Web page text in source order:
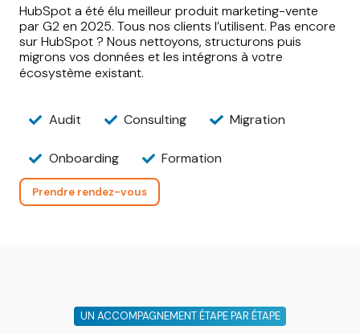
HubSpot a été élu meilleur produit marketing-vente
par G2 en 2025. Tous nos clients l’utilisent. Pas encore
sur HubSpot ? Nous nettoyons, structurons puis
migrons vos données et les intégrons à votre
écosystème existant.
Audit Consulting Migration
Onboarding Formation
Prendre rendez-vous
UN ACCOMPAGNEMENT ÉTAPE PAR ÉTAPE